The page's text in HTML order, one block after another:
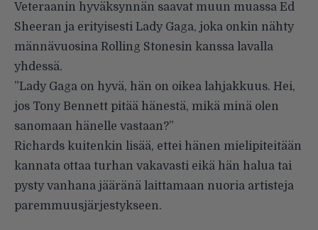
Veteraanin hyväksynnän saavat muun muassa Ed
Sheeran ja erityisesti Lady Gaga, joka onkin nähty
männävuosina Rolling Stonesin kanssa lavalla
yhdessä.
”Lady Gaga on hyvä, hän on oikea lahjakkuus. Hei,
jos Tony Bennett pitää hänestä, mikä minä olen
sanomaan hänelle vastaan?”
Richards kuitenkin lisää, ettei hänen mielipiteitään
kannata ottaa turhan vakavasti eikä hän halua tai
pysty vanhana jääränä laittamaan nuoria artisteja
paremmuusjärjestykseen.